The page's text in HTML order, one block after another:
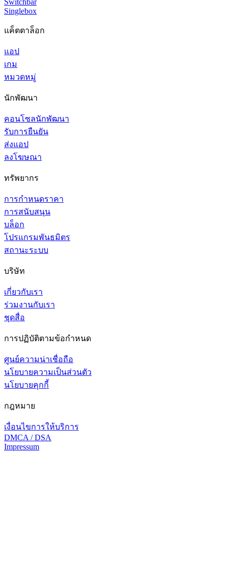
Singlebox
แค็ตตาล็อก
แอป
เกม
หมวดหมู่
นักพัฒนา
คอนโซลนักพัฒนา
รับการยืนยัน
ส่งแอป
ลงโฆษณา
ทรัพยากร
การกำหนดราคา
การสนับสนุน
บล็อก
โปรแกรมพันธมิตร
สถานะระบบ
บริษัท
เกี่ยวกับเรา
ร่วมงานกับเรา
ชุดสื่อ
การปฏิบัติตามข้อกำหนด
ศูนย์ความน่าเชื่อถือ
นโยบายความเป็นส่วนตัว
นโยบายคุกกี้
กฎหมาย
เงื่อนไขการให้บริการ
DMCA / DSA
Impressum